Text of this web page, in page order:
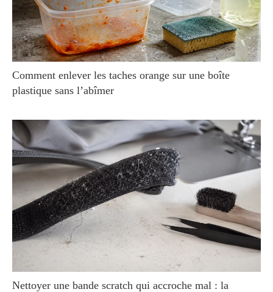
Comment enlever les taches orange sur une boîte
plastique sans l’abîmer
Nettoyer une bande scratch qui accroche mal : la